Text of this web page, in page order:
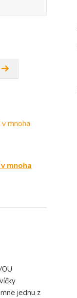
mnoha
jednu z